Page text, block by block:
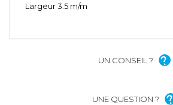
Largeur 3.5 m/m
UN CONSEIL ?
UNE QUESTION ?